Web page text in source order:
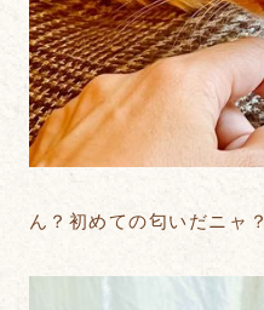
ん？初めての匂いだニャ？